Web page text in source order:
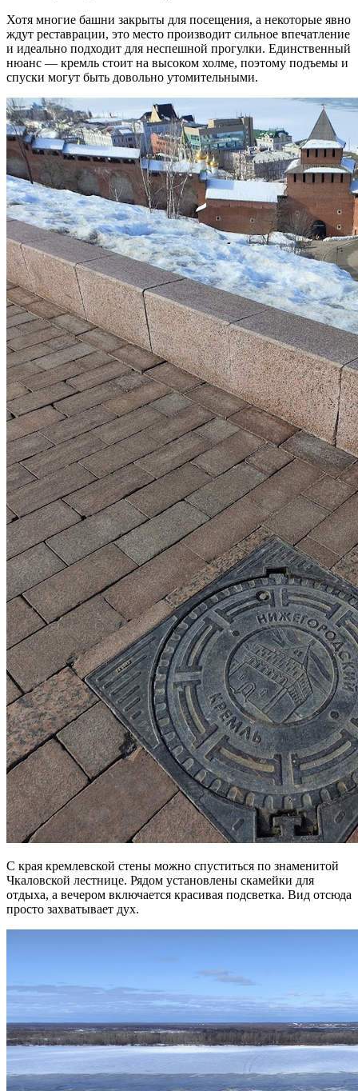
Хотя многие башни закрыты для посещения, а некоторые явно
ждут реставрации, это место производит сильное впечатление
и идеально подходит для неспешной прогулки. Единственный
нюанс — кремль стоит на высоком холме, поэтому подъемы и
спуски могут быть довольно утомительными.
С края кремлевской стены можно спуститься по знаменитой
Чкаловской лестнице. Рядом установлены скамейки для
отдыха, а вечером включается красивая подсветка. Вид отсюда
просто захватывает дух.